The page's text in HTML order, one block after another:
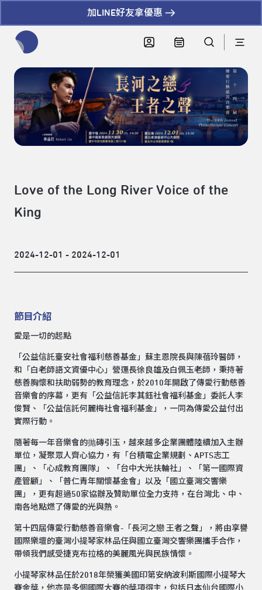
加LINE好友拿優惠
Love of the Long River Voice of the
King
2024-12-01 - 2024-12-01
節目介紹
愛是一切的起點
「公益信託臺安社會福利慈善基金」蘇主恩院長與陳蓓玲醫師，
和「白老師語文資優中心」營運長徐良雄及白佩玉老師，秉持著
慈善胸懷和扶助弱勢的教育理念，於2010年開啟了傳愛行動慈善
音樂會的序幕，更有「公益信託李其鈺社會福利基金」委託人李
俊賢、「公益信託何麗梅社會福利基金」，一同為傳愛公益付出
實際行動。
隨著每一年音樂會的抛磚引玉，越來越多企業團體陸續加入主辦
單位，凝聚眾人齊心協力，有「台積電企業規劃、APTS志工
團」、「心成教育團隊」、「台中大光扶輪社」、「第一國際資
產管顧」、「普仁青年關懷基金會」以及「國立臺灣交響樂
團」，更有超過50家協辦及贊助單位全力支持，在台灣北、中、
南各地點燃了傳愛的光與熱。
第十四屆傳愛行動慈善音樂會-「長河之戀 王者之聲」，將由享譽
國際樂壇的臺灣小提琴家林品任與國立臺灣交響樂團攜手合作，
帶領我們感受捷克布拉格的美麗風光與民族情懷。
小提琴家林品任於2018年榮獲美國印第安納波利斯國際小提琴大
賽金獎，他亦是多個國際大賽的獎項得主，包括日本仙台國際小